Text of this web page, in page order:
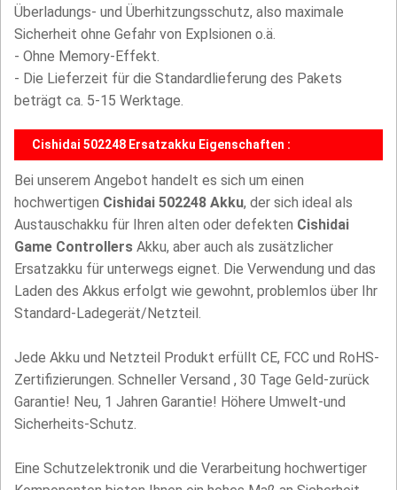
Überladungs- und Überhitzungsschutz, also maximale
Sicherheit ohne Gefahr von Explsionen o.ä.
- Ohne Memory-Effekt.
- Die Lieferzeit für die Standardlieferung des Pakets
beträgt ca. 5-15 Werktage.
Cishidai 502248 Ersatzakku Eigenschaften :
Bei unserem Angebot handelt es sich um einen
hochwertigen Cishidai 502248 Akku, der sich ideal als
Austauschakku für Ihren alten oder defekten Cishidai
Game Controllers Akku, aber auch als zusätzlicher
Ersatzakku für unterwegs eignet. Die Verwendung und das
Laden des Akkus erfolgt wie gewohnt, problemlos über Ihr
Standard-Ladegerät/Netzteil.
Jede Akku und Netzteil Produkt erfüllt CE, FCC und RoHS-
Zertifizierungen. Schneller Versand , 30 Tage Geld-zurück
Garantie! Neu, 1 Jahren Garantie! Höhere Umwelt-und
Sicherheits-Schutz.
Eine Schutzelektronik und die Verarbeitung hochwertiger